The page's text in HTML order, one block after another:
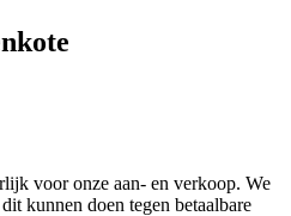
voor onze aan- en verkoop. We
kunnen doen tegen betaalbare